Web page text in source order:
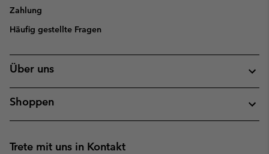
Zahlung
Häufig gestellte Fragen
Über uns
Shoppen
Trete mit uns in Kontakt